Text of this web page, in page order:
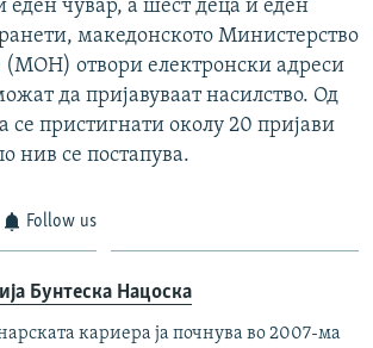
чувар, а шест деца и еден
македонското Министерство
(МОН) отвори електронски адреси
да пријавуваат насилство. Од
пристигнати околу 20 пријави
нив се постапува.
Follow us
Бунтеска Нацоска
кариера ја почнува во 2007-ма